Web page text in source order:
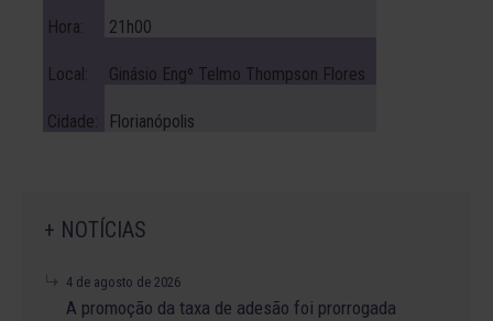
Hora: 21h00
Local: Ginásio Engº Telmo Thompson Flores
Cidade: Florianópolis
+ NOTÍCIAS
4 de agosto de 2026
A promoção da taxa de adesão foi prorrogada